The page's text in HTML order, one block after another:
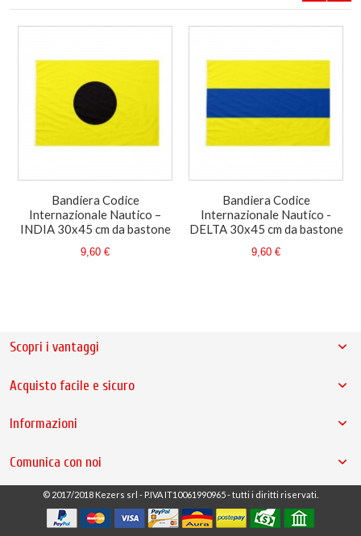
Bandiera Codice
Internazionale Nautico –
INDIA 30x45 cm da bastone
9,60 €
Bandiera Codice
Internazionale Nautico -
DELTA 30x45 cm da bastone
9,60 €
Scopri i vantaggi
Acquisto facile e sicuro
Informazioni
Comunica con noi
© 2017/2018 Kezers srl - P.IVA IT10061990965 - tutti i diritti riservati.